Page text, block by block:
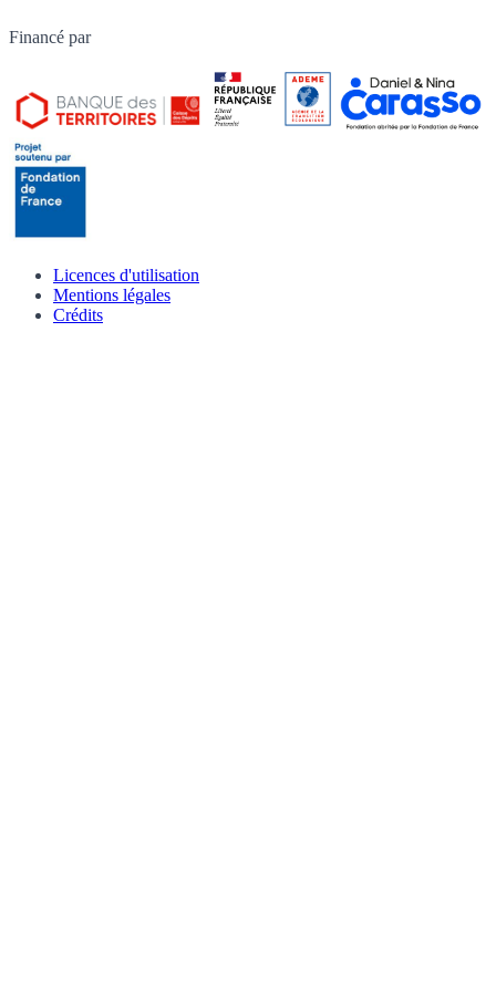
Financé par
Licences d'utilisation
Mentions légales
Crédits